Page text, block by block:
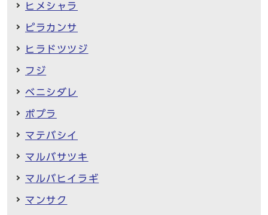
ヒメシャラ
ピラカンサ
ヒラドツツジ
フジ
ベニシダレ
ポプラ
マテバシイ
マルバサツキ
マルバヒイラギ
マンサク